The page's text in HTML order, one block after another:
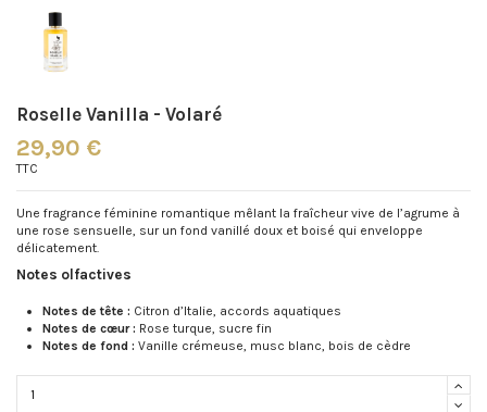
Roselle Vanilla - Volaré
29,90 €
TTC
Une fragrance féminine romantique mêlant la fraîcheur vive de l’agrume à
une rose sensuelle, sur un fond vanillé doux et boisé qui enveloppe
délicatement.
Notes olfactives
Notes de tête : Citron d’Italie, accords aquatiques
Notes de cœur : Rose turque, sucre fin
Notes de fond : Vanille crémeuse, musc blanc, bois de cèdre